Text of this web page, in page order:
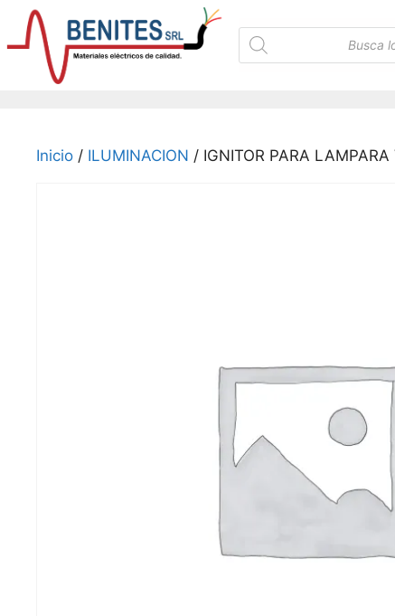
Saltar
contenido
Búsqueda
de
productos
Inicio / ILUMINACION / IGNITOR PARA